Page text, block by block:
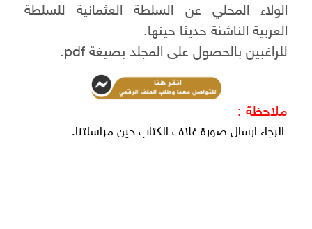
الولاء المحلي عن السلطة العثمانية للسلطة
العربية الناشئة حديثا حينها.
للراغبين بالحصول على المجلد بصيغة pdf.
ملاحظة :
الرجاء ارسال صورة غلاف الكتاب حين مراسلتنا.